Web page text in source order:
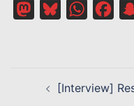
MastodonBluesky
D’ARTICLE
[Interview]